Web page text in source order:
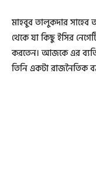
মাহবুব তালুকদার সাহেব
থেকে যা কিছু ইসির
করতেন। আজকে এর
তিনি একটা রাজনৈতিক